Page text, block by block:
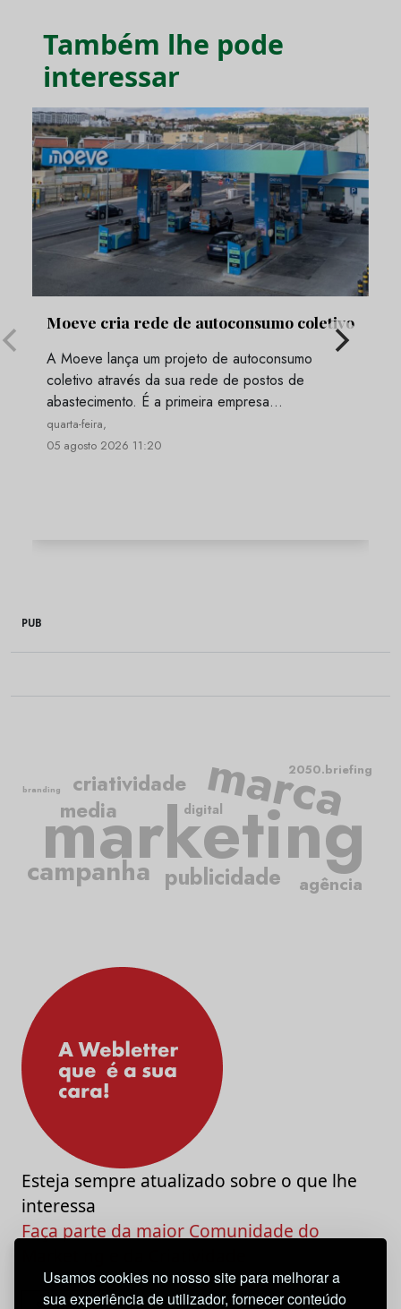
Usamos cookies no nosso site para melhorar a
sua experiência de utilizador, fornecer conteúdo
Também lhe pode
interessar
Moeve cria rede de autoconsumo coletivo
A Moeve lança um projeto de autoconsumo
coletivo através da sua rede de postos de
abastecimento. É a primeira empresa…
quarta-feira,
05 agosto 2026 11:20
PUB
marketing
publicidade
marca
criatividade
campanha
media
agência
digital
2050.briefing
branding
Esteja sempre atualizado sobre o que lhe
interessa
Faça parte da maior Comunidade do